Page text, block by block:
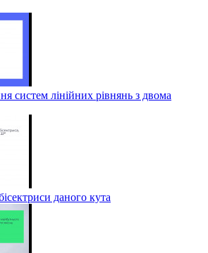
систем лінійних рівнянь з двома
даного кута